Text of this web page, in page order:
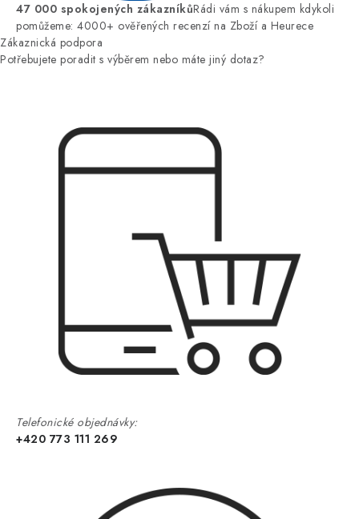
47 000 spokojených zákazníkůRádi vám s nákupem kdykoli
pomůžeme: 4000+ ověřených recenzí na Zboží a Heurece
Zákaznická podpora
Potřebujete poradit s výběrem nebo máte jiný dotaz?
Telefonické objednávky:
+420 773 111 269